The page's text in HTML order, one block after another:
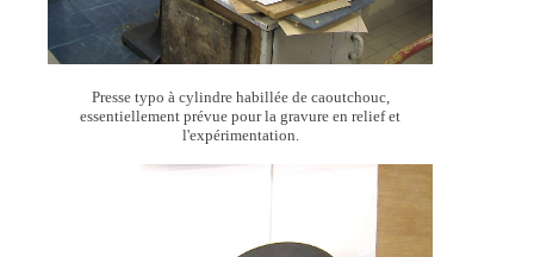
Presse typo à cylindre habillée de caoutchouc,
essentiellement prévue pour la gravure en relief et
l'expérimentation.